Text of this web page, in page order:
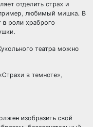
отделить страх и
любимый мишка. В
в роли храброго
театра можно
в темноте»,
изобразить свой